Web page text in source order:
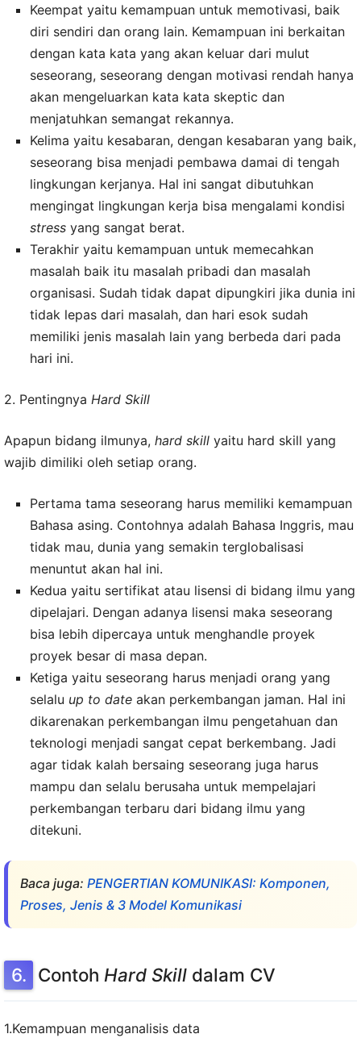
Keempat yaitu kemampuan untuk memotivasi, baik
diri sendiri dan orang lain. Kemampuan ini berkaitan
dengan kata kata yang akan keluar dari mulut
seseorang, seseorang dengan motivasi rendah hanya
akan mengeluarkan kata kata skeptic dan
menjatuhkan semangat rekannya.
Kelima yaitu kesabaran, dengan kesabaran yang baik,
seseorang bisa menjadi pembawa damai di tengah
lingkungan kerjanya. Hal ini sangat dibutuhkan
mengingat lingkungan kerja bisa mengalami kondisi
stress yang sangat berat.
Terakhir yaitu kemampuan untuk memecahkan
masalah baik itu masalah pribadi dan masalah
organisasi. Sudah tidak dapat dipungkiri jika dunia ini
tidak lepas dari masalah, dan hari esok sudah
memiliki jenis masalah lain yang berbeda dari pada
hari ini.
2. Pentingnya Hard Skill
Apapun bidang ilmunya, hard skill yaitu hard skill yang
wajib dimiliki oleh setiap orang.
Pertama tama seseorang harus memiliki kemampuan
Bahasa asing. Contohnya adalah Bahasa Inggris, mau
tidak mau, dunia yang semakin terglobalisasi
menuntut akan hal ini.
Kedua yaitu sertifikat atau lisensi di bidang ilmu yang
dipelajari. Dengan adanya lisensi maka seseorang
bisa lebih dipercaya untuk menghandle proyek
proyek besar di masa depan.
Ketiga yaitu seseorang harus menjadi orang yang
selalu up to date akan perkembangan jaman. Hal ini
dikarenakan perkembangan ilmu pengetahuan dan
teknologi menjadi sangat cepat berkembang. Jadi
agar tidak kalah bersaing seseorang juga harus
mampu dan selalu berusaha untuk mempelajari
perkembangan terbaru dari bidang ilmu yang
ditekuni.
Baca juga: PENGERTIAN KOMUNIKASI: Komponen,
Proses, Jenis & 3 Model Komunikasi
Contoh Hard Skill dalam CV
1.Kemampuan menganalisis data